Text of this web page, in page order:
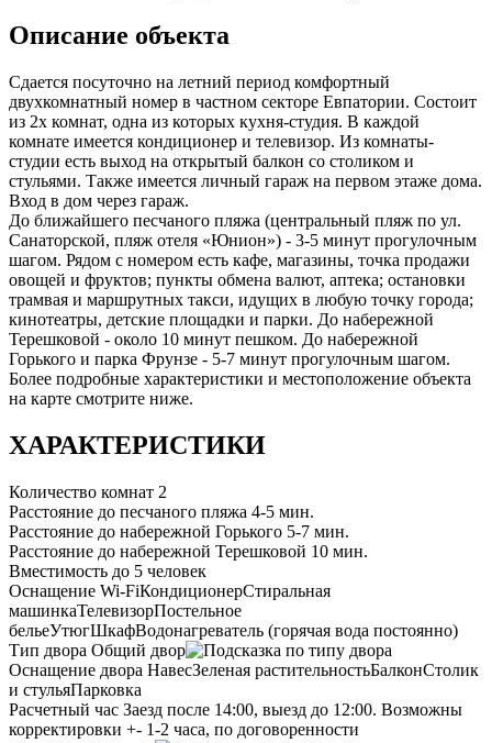
Описание объекта
Сдается посуточно на летний период комфортный
двухкомнатный номер в частном секторе Евпатории. Состоит
из 2х комнат, одна из которых кухня-студия. В каждой
комнате имеется кондиционер и телевизор. Из комнаты-
студии есть выход на открытый балкон со столиком и
стульями. Также имеется личный гараж на первом этаже дома.
Вход в дом через гараж.
До ближайшего песчаного пляжа (центральный пляж по ул.
Санаторской, пляж отеля «Юнион») - 3-5 минут прогулочным
шагом. Рядом с номером есть кафе, магазины, точка продажи
овощей и фруктов; пункты обмена валют, аптека; остановки
трамвая и маршрутных такси, идущих в любую точку города;
кинотеатры, детские площадки и парки. До набережной
Терешковой - около 10 минут пешком. До набережной
Горького и парка Фрунзе - 5-7 минут прогулочным шагом.
Более подробные характеристики и местоположение объекта
на карте смотрите ниже.
ХАРАКТЕРИСТИКИ
Количество комнат 2
Расстояние до песчаного пляжа 4-5 мин.
Расстояние до набережной Горького 5-7 мин.
Расстояние до набережной Терешковой 10 мин.
Вместимость до 5 человек
Оснащение Wi-FiКондиционерСтиральная
машинкаТелевизорПостельное
бельеУтюгШкафВодонагреватель (горячая вода постоянно)
Тип двора Общий двор
Оснащение двора НавесЗеленая растительностьБалконСтолик
и стульяПарковка
Расчетный час Заезд после 14:00, выезд до 12:00. Возможны
корректировки +- 1-2 часа, по договоренности